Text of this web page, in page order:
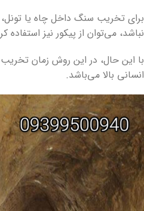
برای تخریب سنگ داخل چاه یا
نباشد، می‌توان از پیکور نیز استفاده
با این حال، در این روش زمان
انسانی بالا می‌باشد.